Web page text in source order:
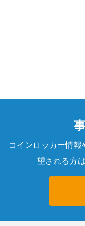
コインロッカー情
望される方